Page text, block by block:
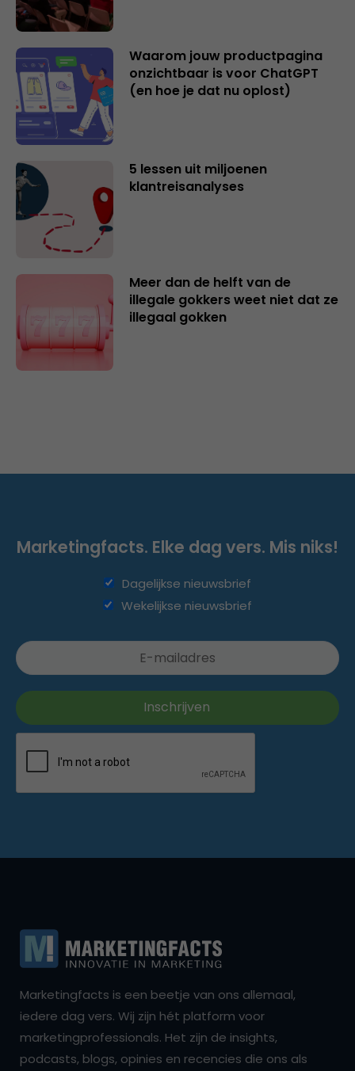
Waarom jouw productpagina
onzichtbaar is voor ChatGPT
(en hoe je dat nu oplost)
5 lessen uit miljoenen
klantreisanalyses
Meer dan de helft van de
illegale gokkers weet niet dat ze
illegaal gokken
Marketingfacts. Elke dag vers. Mis niks!
Dagelijkse nieuwsbrief
Wekelijkse nieuwsbrief
Marketingfacts is een beetje van ons allemaal,
iedere dag vers. Wij zijn hét platform voor
marketingprofessionals. Het zijn de insights,
podcasts, blogs, opinies en recencies die ons als